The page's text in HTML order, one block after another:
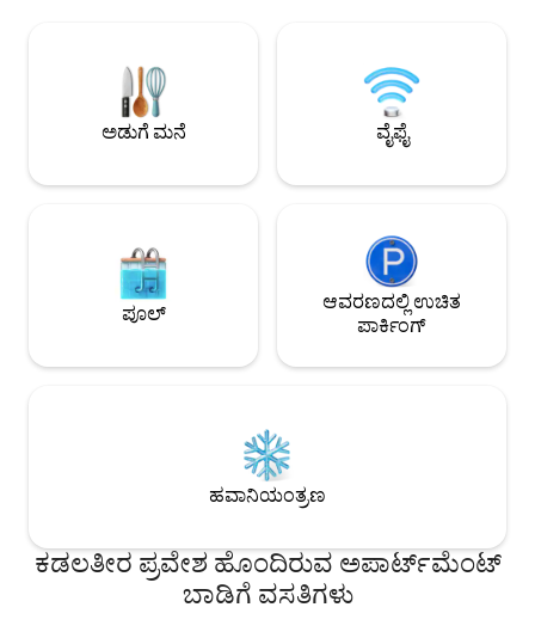
ನಡೆಯುವ ದೂರ. ಸ್ಯಾನ್ ಡಿಯಾಗೋ ನೀಡುವ
ಎಲ್ಲದಕ್ಕೂ ನೀವು ಎಷ್ಟು ಹತ್ತಿರವಾಗಿದ್ದೀರಿ ಎಂಬುದನ್ನು
ನೀವು ಇಷ್ಟಪಡುತ್ತೀರಿ!
ಛಾವಣಿಯ ಮೇಲೆ
ಬೋರ್ಡ್‌ವಾಕ್‌ನಲ್ಲಿ
ಅಲೆಗಳನ್ನು ಆಲಿಸಿ.
ಅಡುಗೆ ಮನೆ ವೈಫೈ
ಪೂಲ್
ಆವರಣದಲ್ಲಿ ಉಚಿತ
ಪಾರ್ಕಿಂಗ್
ಹವಾನಿಯಂತ್ರಣ
ಕಡಲತೀರ ಪ್ರವೇಶ ಹೊಂದಿರುವ ಅಪಾರ್ಟ್‌ಮೆಂಟ್
ಬಾಡಿಗೆ ವಸತಿಗಳು